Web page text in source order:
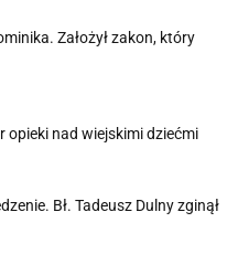
Założył zakon, który
opieki nad wiejskimi dziećmi
Bł. Tadeusz Dulny zginął